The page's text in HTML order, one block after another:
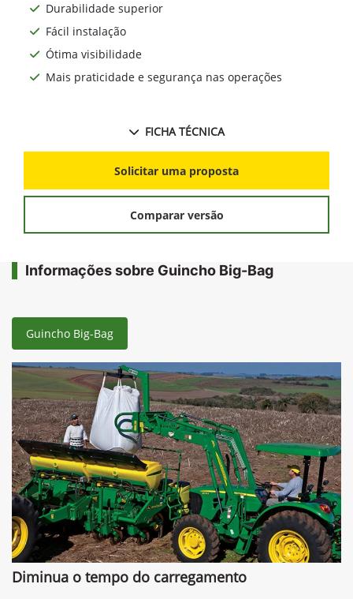
Durabilidade superior
Fácil instalação
Ótima visibilidade
Mais praticidade e segurança nas operações
FICHA TÉCNICA
Solicitar uma proposta
Comparar versão
Informações sobre Guincho Big-Bag
Guincho Big-Bag
Diminua o tempo do carregamento